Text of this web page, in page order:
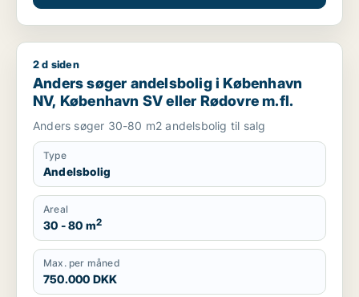
Anders søger andelsbolig i København NV, København SV
2 d siden
Anders søger andelsbolig i København
NV, København SV eller Rødovre m.fl.
Anders søger 30-80 m2 andelsbolig til salg
Type
Andelsbolig
Areal
30 - 80 m2
Max. per måned
750.000 DKK